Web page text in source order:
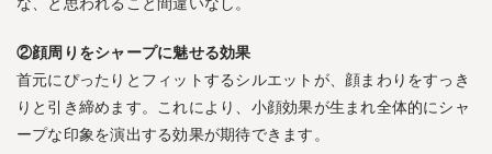
い
め
ネ
ッ
ク
レ
②顔周りをシャープに魅せる効果
首元にぴったりとフィットするシルエットが、顔まわりをすっき
りと引き締めます。これにより、小顔効果が生まれ全体的にシャ
ープな印象を演出する効果が期待できます。